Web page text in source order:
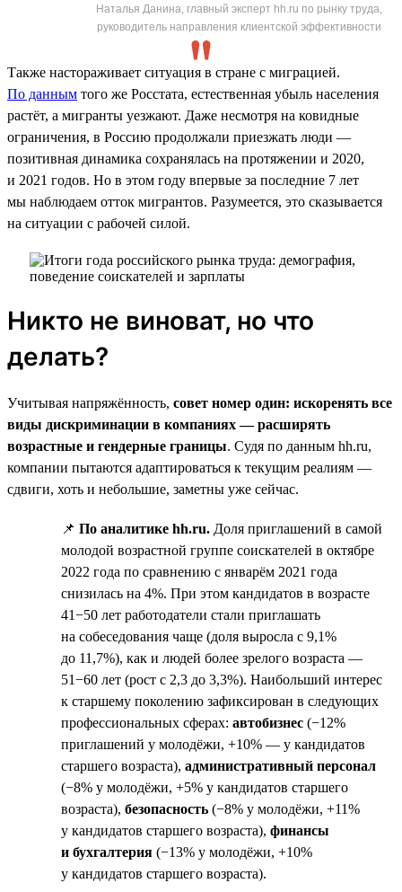
Наталья Данина, главный эксперт hh.ru по рынку труда,
руководитель направления клиентской эффективности
Также настораживает ситуация в стране с миграцией.
По данным того же Росстата, естественная убыль населения
растёт, а мигранты уезжают. Даже несмотря на ковидные
ограничения, в Россию продолжали приезжать люди —
позитивная динамика сохранялась на протяжении и 2020,
и 2021 годов. Но в этом году впервые за последние 7 лет
мы наблюдаем отток мигрантов. Разумеется, это сказывается
на ситуации с рабочей силой.
Никто не виноват, но что
делать?
Учитывая напряжённость, совет номер один: искоренять все
виды дискриминации в компаниях — расширять
возрастные и гендерные границы. Судя по данным hh.ru,
компании пытаются адаптироваться к текущим реалиям —
сдвиги, хоть и небольшие, заметны уже сейчас.
📌 По аналитике hh.ru. Доля приглашений в самой
молодой возрастной группе соискателей в октябре
2022 года по сравнению с январём 2021 года
снизилась на 4%. При этом кандидатов в возрасте
41−50 лет работодатели стали приглашать
на собеседования чаще (доля выросла с 9,1%
до 11,7%), как и людей более зрелого возраста —
51−60 лет (рост с 2,3 до 3,3%). Наибольший интерес
к старшему поколению зафиксирован в следующих
профессиональных сферах: автобизнес (−12%
приглашений у молодёжи, +10% — у кандидатов
старшего возраста), административный персонал
(−8% у молодёжи, +5% у кандидатов старшего
возраста), безопасность (−8% у молодёжи, +11%
у кандидатов старшего возраста), финансы
и бухгалтерия (−13% у молодёжи, +10%
у кандидатов старшего возраста).